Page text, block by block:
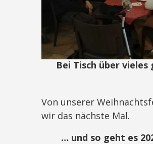
Bei Tisch über
Von unserer
wir das nächste Mal.
… und so geht es